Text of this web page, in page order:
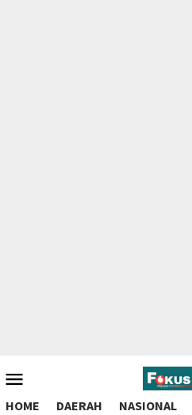
to
contentMobile
HOME DAERAH NASIONAL